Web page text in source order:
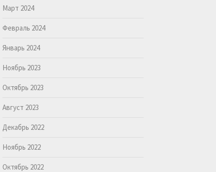
Март 2024
Февраль 2024
Январь 2024
Ноябрь 2023
Октябрь 2023
Август 2023
Декабрь 2022
Ноябрь 2022
Октябрь 2022